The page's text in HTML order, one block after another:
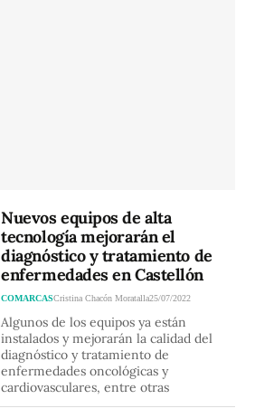
Nuevos equipos de alta
tecnología mejorarán el
diagnóstico y tratamiento de
enfermedades en Castellón
COMARCASCristina Chacón Moratalla25/07/2022
Algunos de los equipos ya están
instalados y mejorarán la calidad del
diagnóstico y tratamiento de
enfermedades oncológicas y
cardiovasculares, entre otras